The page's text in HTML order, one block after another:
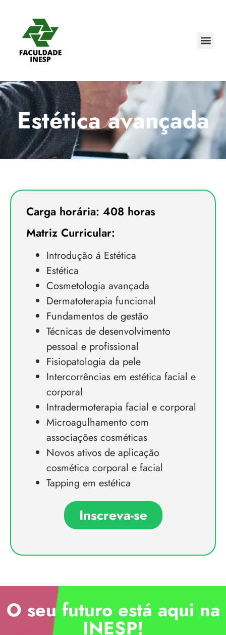
Estética avançada
Carga horária: 408 horas
Matriz Curricular:
Introdução á Estética
Estética
Cosmetologia avançada
Dermatoterapia funcional
Fundamentos de gestão
Técnicas de desenvolvimento
pessoal e profissional
Fisiopatologia da pele
Intercorrências em estética facial e
corporal
Intradermoterapia facial e corporal
Microagulhamento com
associações cosméticas
Novos ativos de aplicação
cosmética corporal e facial
Tapping em estética
Inscreva-se
O seu futuro está aqui na
INESP!